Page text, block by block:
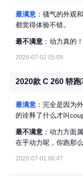
最满意 ：骚气的外观
都觉得体验不错。
最不满意 ：动力真的
2020-07-02 05:09
2020款 C 260 轿跑
最满意 ：完全是因为
的诠释了什么才叫
最不满意 ：动力方面
在乎动力呢，你跑那
2020-07-01 06:47